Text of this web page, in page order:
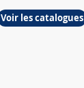
Voir les catalogues